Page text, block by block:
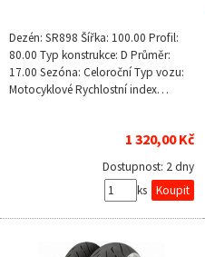
Dezén: SR898 Šířka: 100.00 Profil:
80.00 Typ konstrukce: D Průměr:
17.00 Sezóna: Celoroční Typ vozu:
Motocyklové Rychlostní index…
1 320,00 Kč
Dostupnost: 2 dny
ks